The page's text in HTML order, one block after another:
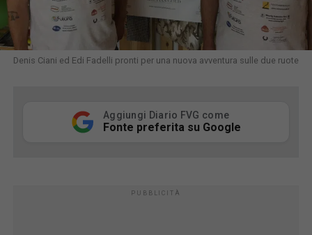
Denis Ciani ed Edi Fadelli pronti per una nuova avventura sulle due ruote
Aggiungi Diario FVG come
Fonte preferita su Google